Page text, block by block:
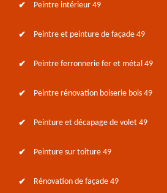
Peintre intérieur 49
Peintre et peinture de façade 49
Peintre ferronnerie fer et métal 49
Peintre rénovation boiserie bois 49
Peinture et décapage de volet 49
Peinture sur toiture 49
Rénovation de façade 49